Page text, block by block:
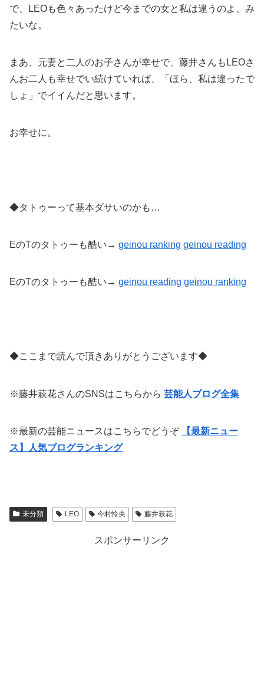
で、LEOも色々あったけど今までの女と私は違うのよ、み
たいな。
まあ、元妻と二人のお子さんが幸せで、藤井さんもLEOさ
んお二人も幸せでい続けていれば、「ほら、私は違ったで
しょ」でイイんだと思います。
お幸せに。
◆タトゥーって基本ダサいのかも…
EのTのタトゥーも酷い→ geinou ranking geinou reading
EのTのタトゥーも酷い→ geinou reading geinou ranking
◆ここまで読んで頂きありがとうございます◆
※藤井萩花さんのSNSはこちらから 芸能人ブログ全集
※最新の芸能ニュースはこちらでどうぞ
【最新ニュー
ス】人気ブログランキング
未分類 LEO 今村怜央 藤井萩花
スポンサーリンク